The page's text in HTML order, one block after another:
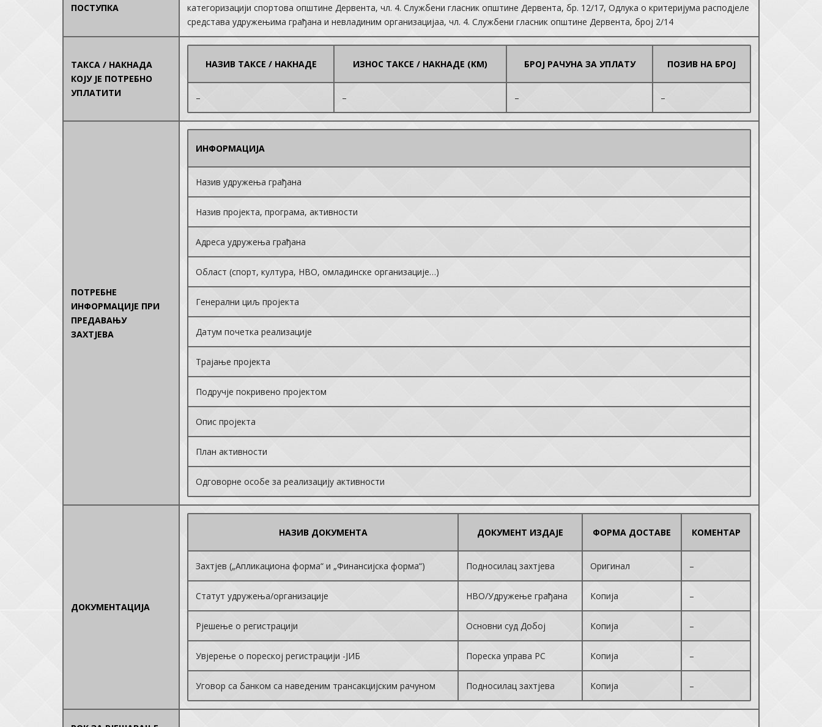
ПОСТУПКА
категоризацији спортова општине Дервента, чл. 4. Службени гласник општине Дервента, бр. 12/17, Одлука о критеријума расподјеле
средстава удружењима грађана и невладиним организацијаа, чл. 4. Службени гласник општине Дервента, број 2/14
ТАКСА / НАКНАДА
КОЈУ ЈЕ ПОТРЕБНО
УПЛАТИТИ
НАЗИВ ТАКСЕ / НАКНАДЕ ИЗНОС ТАКСЕ / НАКНАДЕ (KM) БРОЈ РАЧУНА ЗА УПЛАТУ ПОЗИВ НА БРОЈ
– – – –
ПОТРЕБНЕ
ИНФОРМАЦИЈЕ ПРИ
ПРЕДАВАЊУ
ЗАХТЈЕВА
ИНФОРМАЦИЈА
Назив удружења грађана
Назив пројекта, програма, активности
Адреса удружења грађана
Област (спорт, култура, НВО, омладинске организације…)
Генерални циљ пројекта
Датум почетка реализације
Трајање пројекта
Подручје покривено пројектом
Опис пројекта
План активности
Одговорне особе за реализацију активности
ДОКУМЕНТАЦИЈА
НАЗИВ ДОКУМЕНТА ДОКУМЕНТ ИЗДАЈЕ ФОРМА ДОСТАВЕ КОМЕНТАР
Захтјев („Апликациона форма“ и „Финансијска форма“) Подносилац захтјева Оригинал –
Статут удружења/организације НВО/Удружење грађана Копија –
Рјешење о регистрацији Основни суд Добој Копија –
Увјерење о пореској регистрацији -ЈИБ Пореска управа РС Копија –
Уговор са банком са наведеним трансакцијским рачуном Подносилац захтјева Копија –